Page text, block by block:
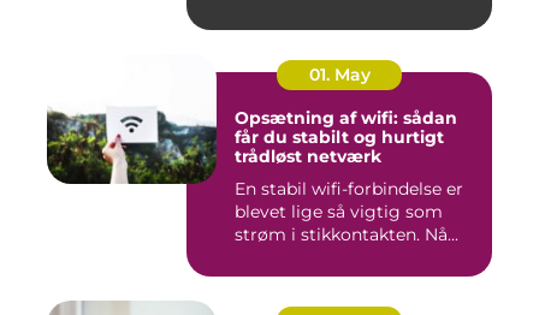
01. May
Opsætning af wifi: sådan
får du stabilt og hurtigt
trådløst netværk
En stabil wifi-forbindelse er
blevet lige så vigtig som
strøm i stikkontakten. Nå...